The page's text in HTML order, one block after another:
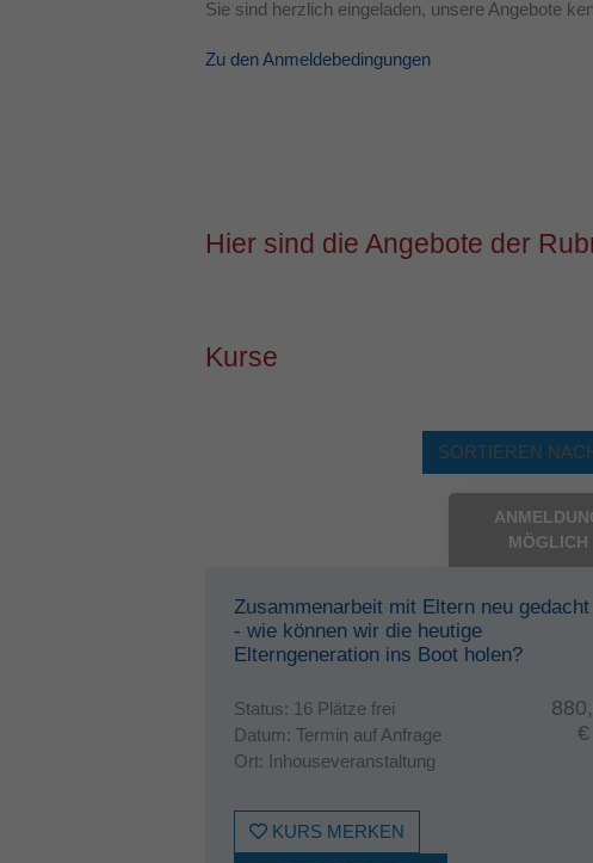
Sie sind herzlich eingeladen, unsere Angebote
Zu den Anmeldebedingungen
Hier sind die Angebote der
Kurse
SORTIEREN
MÖGLICH
Zusammenarbeit mit Eltern neu gedacht
- wie können wir die heutige
Elterngeneration ins Boot holen?
Status: 16 Plätze frei
Datum: Termin auf Anfrage
Ort: Inhouseveranstaltung
€
KURS MERKEN